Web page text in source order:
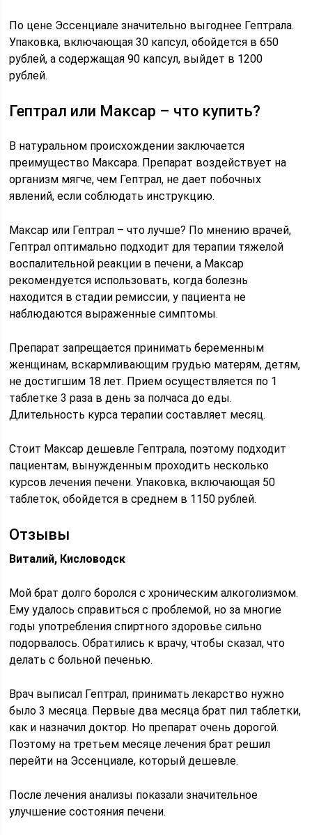
По цене Эссенциале значительно выгоднее Гептрала.
Упаковка, включающая 30 капсул, обойдется в 650
рублей, а содержащая 90 капсул, выйдет в 1200
рублей.
Гептрал или Максар – что купить?
В натуральном происхождении заключается
преимущество Максара. Препарат воздействует на
организм мягче, чем Гептрал, не дает побочных
явлений, если соблюдать инструкцию.
Максар или Гептрал – что лучше? По мнению врачей,
Гептрал оптимально подходит для терапии тяжелой
воспалительной реакции в печени, а Максар
рекомендуется использовать, когда болезнь
находится в стадии ремиссии, у пациента не
наблюдаются выраженные симптомы.
Препарат запрещается принимать беременным
женщинам, вскармливающим грудью матерям, детям,
не достигшим 18 лет. Прием осуществляется по 1
таблетке 3 раза в день за полчаса до еды.
Длительность курса терапии составляет месяц.
Стоит Максар дешевле Гептрала, поэтому подходит
пациентам, вынужденным проходить несколько
курсов лечения печени. Упаковка, включающая 50
таблеток, обойдется в среднем в 1150 рублей.
Отзывы
Виталий, Кисловодск
Мой брат долго боролся с хроническим алкоголизмом.
Ему удалось справиться с проблемой, но за многие
годы употребления спиртного здоровье сильно
подорвалось. Обратились к врачу, чтобы сказал, что
делать с больной печенью.
Врач выписал Гептрал, принимать лекарство нужно
было 3 месяца. Первые два месяца брат пил таблетки,
как и назначил доктор. Но препарат очень дорогой.
Поэтому на третьем месяце лечения брат решил
перейти на Эссенциале, который дешевле.
После лечения анализы показали значительное
улучшение состояния печени.